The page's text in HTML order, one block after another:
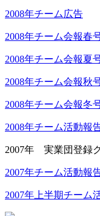
2008年チーム広告
2008年チーム会報春
2008年チーム会報夏
2008年チーム会報秋
2008年チーム会報冬
2008年チーム活動報
2007年 実業団登録ク
2007年チーム活動報
2007年上半期チーム